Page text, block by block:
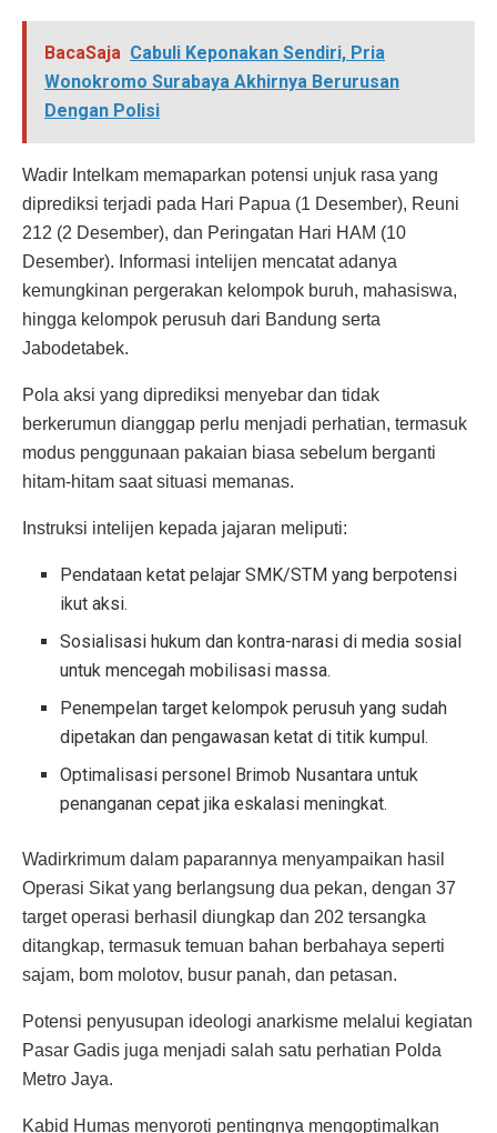
BacaSaja Cabuli Keponakan Sendiri, Pria
Wonokromo Surabaya Akhirnya Berurusan
Dengan Polisi
Wadir Intelkam memaparkan potensi unjuk rasa yang
diprediksi terjadi pada Hari Papua (1 Desember), Reuni
212 (2 Desember), dan Peringatan Hari HAM (10
Desember). Informasi intelijen mencatat adanya
kemungkinan pergerakan kelompok buruh, mahasiswa,
hingga kelompok perusuh dari Bandung serta
Jabodetabek.
Pola aksi yang diprediksi menyebar dan tidak
berkerumun dianggap perlu menjadi perhatian, termasuk
modus penggunaan pakaian biasa sebelum berganti
hitam-hitam saat situasi memanas.
Instruksi intelijen kepada jajaran meliputi:
Pendataan ketat pelajar SMK/STM yang berpotensi
ikut aksi.
Sosialisasi hukum dan kontra-narasi di media sosial
untuk mencegah mobilisasi massa.
Penempelan target kelompok perusuh yang sudah
dipetakan dan pengawasan ketat di titik kumpul.
Optimalisasi personel Brimob Nusantara untuk
penanganan cepat jika eskalasi meningkat.
Wadirkrimum dalam paparannya menyampaikan hasil
Operasi Sikat yang berlangsung dua pekan, dengan 37
target operasi berhasil diungkap dan 202 tersangka
ditangkap, termasuk temuan bahan berbahaya seperti
sajam, bom molotov, busur panah, dan petasan.
Potensi penyusupan ideologi anarkisme melalui kegiatan
Pasar Gadis juga menjadi salah satu perhatian Polda
Metro Jaya.
Kabid Humas menyoroti pentingnya mengoptimalkan